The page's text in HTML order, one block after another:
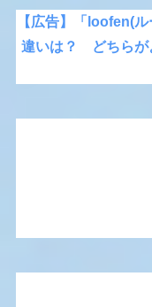
【広告】「loofen(
違いは？ どちらが